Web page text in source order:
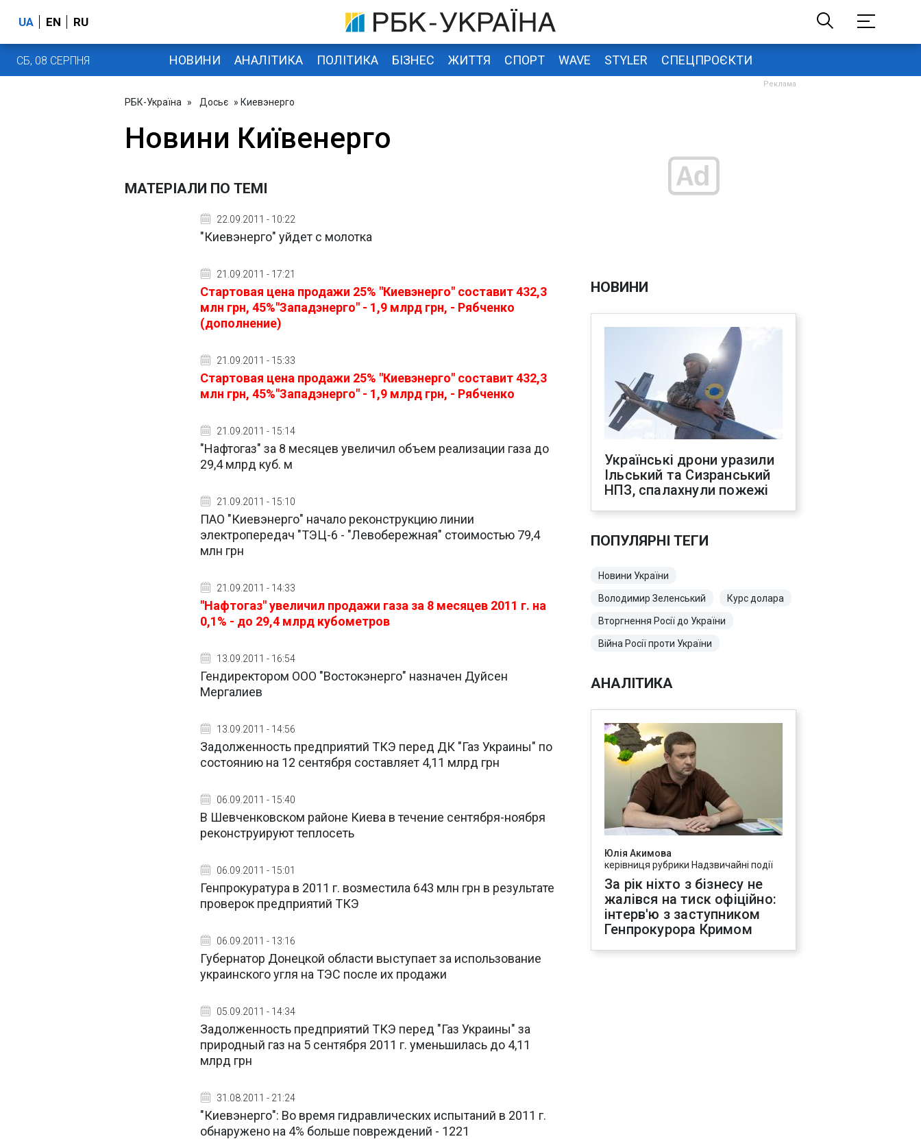
UA EN RU
СБ, 08 СЕРПНЯ НОВИНИ АНАЛІТИКА ПОЛІТИКА БІЗНЕС ЖИТТЯ СПОРТ WAVE STYLER СПЕЦПРОЄКТИ
РБК-Україна » Досьє » Киевэнерго
Новини Київенерго
МАТЕРІАЛИ ПО ТЕМІ
22.09.2011 - 10:22
"Киевэнерго" уйдет с молотка
21.09.2011 - 17:21
Стартовая цена продажи 25% "Киевэнерго" составит 432,3
млн грн, 45%"Западэнерго" - 1,9 млрд грн, - Рябченко
(дополнение)
21.09.2011 - 15:33
Стартовая цена продажи 25% "Киевэнерго" составит 432,3
млн грн, 45%"Западэнерго" - 1,9 млрд грн, - Рябченко
21.09.2011 - 15:14
"Нафтогаз" за 8 месяцев увеличил объем реализации газа до
29,4 млрд куб. м
21.09.2011 - 15:10
ПАО "Киевэнерго" начало реконструкцию линии
электропередач "ТЭЦ-6 - "Левобережная" стоимостью 79,4
млн грн
21.09.2011 - 14:33
"Нафтогаз" увеличил продажи газа за 8 месяцев 2011 г. на
0,1% - до 29,4 млрд кубометров
13.09.2011 - 16:54
Гендиректором ООО "Востокэнерго" назначен Дуйсен
Мергалиев
13.09.2011 - 14:56
Задолженность предприятий ТКЭ перед ДК "Газ Украины" по
состоянию на 12 сентября составляет 4,11 млрд грн
06.09.2011 - 15:40
В Шевченковском районе Киева в течение сентября-ноября
реконструируют теплосеть
06.09.2011 - 15:01
Генпрокуратура в 2011 г. возместила 643 млн грн в результате
проверок предприятий ТКЭ
06.09.2011 - 13:16
Губернатор Донецкой области выступает за использование
украинского угля на ТЭС после их продажи
05.09.2011 - 14:34
Задолженность предприятий ТКЭ перед "Газ Украины" за
природный газ на 5 сентября 2011 г. уменьшилась до 4,11
млрд грн
31.08.2011 - 21:24
"Киевэнерго": Во время гидравлических испытаний в 2011 г.
обнаружено на 4% больше повреждений - 1221
НОВИНИ
Українські дрони уразили
Ільський та Сизранський
НПЗ, спалахнули пожежі
ПОПУЛЯРНІ ТЕГИ
Новини України
Володимир Зеленський Курс долара
Вторгнення Росії до України
Війна Росії проти України
АНАЛІТИКА
Юлія Акимова
керівниця рубрики Надзвичайні події
За рік ніхто з бізнесу не
жалівся на тиск офіційно:
інтерв'ю з заступником
Генпрокурора Кримом